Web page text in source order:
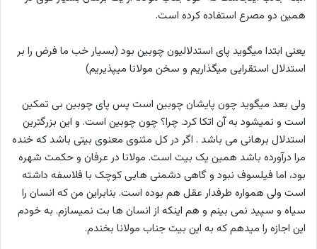
همین دو مصرع استفاده کرده است.
یعنی ابتدا میگوید پای استدلالیون چوبین بود (بسیار خب ما فرض را بر
استدلال استقرایی میگذاریم و سخن مولانا میپذیریم)
ولی بعد میگوید چون پایشان چوبین است پس پای چوبین بی تمکین
است و نمیشود به آن اتکا کرد. چرا؟ چون چوبین است. و این بزرگترین
استدلال برهانی می باشد . اگر در کل مثنوی معنوی بیتی باشد که خنده
مرا درآورده باشد همین یک بیت است. مولانا در عرفان و حکمت شهره
بود، اما فیلسوف نبود و گاهی دشمنی هایی کوچک با فلاسفه داشته
است ولی همواره طرفدار عقل هم بوده است. بنابراین من که انسان را
سیاه و سپید نمی بینم و هم اینکه از انسان ها بت نمیسازم. به خودم
این اجازه را میدهم که به این بیت جناب مولانا بخندم.